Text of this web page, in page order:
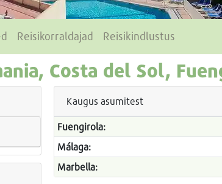
Reisikorraldajad Reisikindlustus
Costa del Sol,
Kaugus asumitest
Fuengirola:
Málaga:
Marbella: